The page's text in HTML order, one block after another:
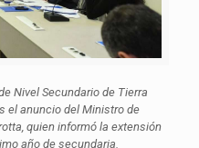
Nivel Secundario de Tierra
el anuncio del Ministro de
quien informó la extensión
año de secundaria.